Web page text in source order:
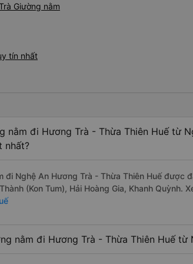
Giường nằm
tín nhất
nằm đi Hương Trà - Thừa Thiên Huế từ
nhất?
đi Nghệ An Hương Trà - Thừa Thiên Huế được
(Kon Tum), Hải Hoàng Gia, Khanh Quỳnh.
nằm đi Hương Trà - Thừa Thiên Huế từ